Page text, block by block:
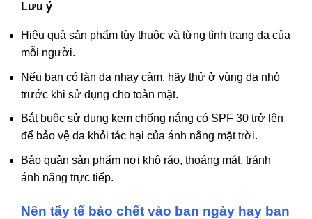
Lưu ý
Hiệu quả sản phẩm tùy thuộc và từng tình trạng da của
mỗi người.
Nếu bạn có làn da nhạy cảm, hãy thử ở vùng da nhỏ
trước khi sử dụng cho toàn mặt.
Bắt buộc sử dụng kem chống nắng có SPF 30 trở lên
để bảo vệ da khỏi tác hại của ánh nắng mặt trời.
Bảo quản sản phẩm nơi khô ráo, thoáng mát, tránh
ánh nắng trực tiếp.
Nên tẩy tế bào chết vào ban ngày hay ban